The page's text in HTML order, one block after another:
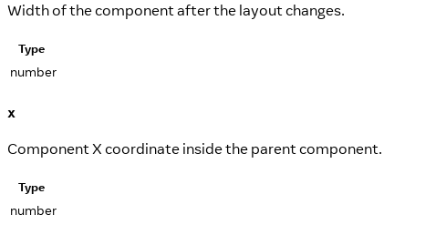
Width of the component after the layout changes.
Type
number
x
Component X coordinate inside the parent component.
Type
number